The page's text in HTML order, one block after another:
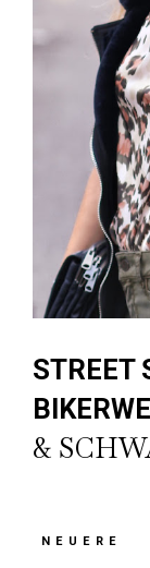
STREET
&
NEUERE